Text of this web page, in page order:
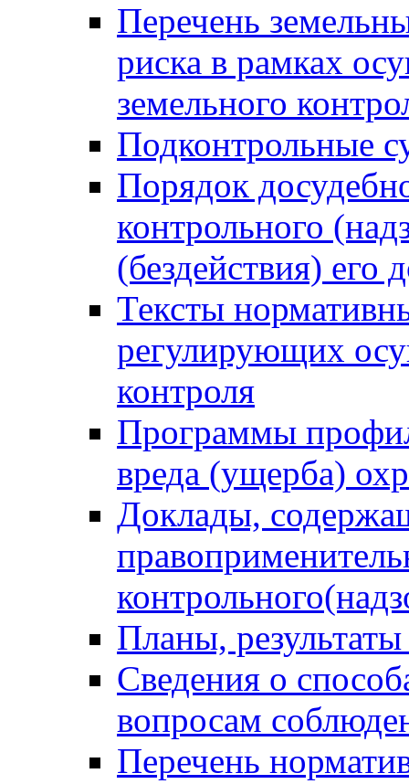
Перечень
риска в рамках
земельного
Подконтрольные
Порядок
контрольного
(бездействия)
Тексты
регулирующих
контроля
Программы
вреда (ущерба)
Доклады,
Планы,
Сведения о
вопросам
Перечень